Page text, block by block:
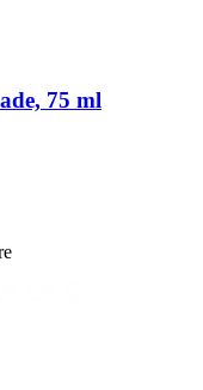
75 ml